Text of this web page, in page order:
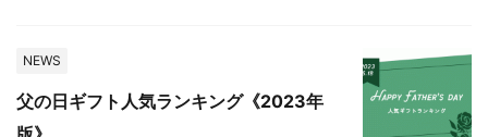
NEWS
父の日ギフト人気ランキング《2023年